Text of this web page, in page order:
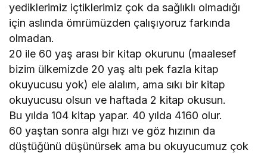
yediklerimiz içtiklerimiz çok da sağlıklı olmadığı
için aslında ömrümüzden çalışıyoruz farkında
olmadan.
20 ile 60 yaş arası bir kitap okurunu (maalesef
bizim ülkemizde 20 yaş altı pek fazla kitap
okuyucusu yok) ele alalım, ama sıkı bir kitap
okuyucusu olsun ve haftada 2 kitap okusun.
Bu yılda 104 kitap yapar. 40 yılda 4160 olur.
60 yaştan sonra algı hızı ve göz hızının da
düştüğünü düşünürsek ama bu okuyucumuz çok